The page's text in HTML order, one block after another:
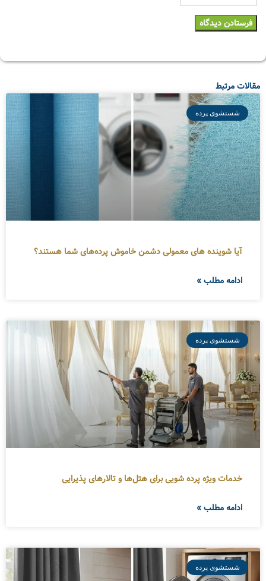
مقالات مرتبط
شستشوی پرده
آیا شوینده های معمولی دشمن خاموش پرده‌های شما هستند؟
ادامه مطلب »
شستشوی پرده
خدمات ویژه پرده شویی برای هتل‌ها و تالارهای پذیرایی
ادامه مطلب »
شستشوی پرده